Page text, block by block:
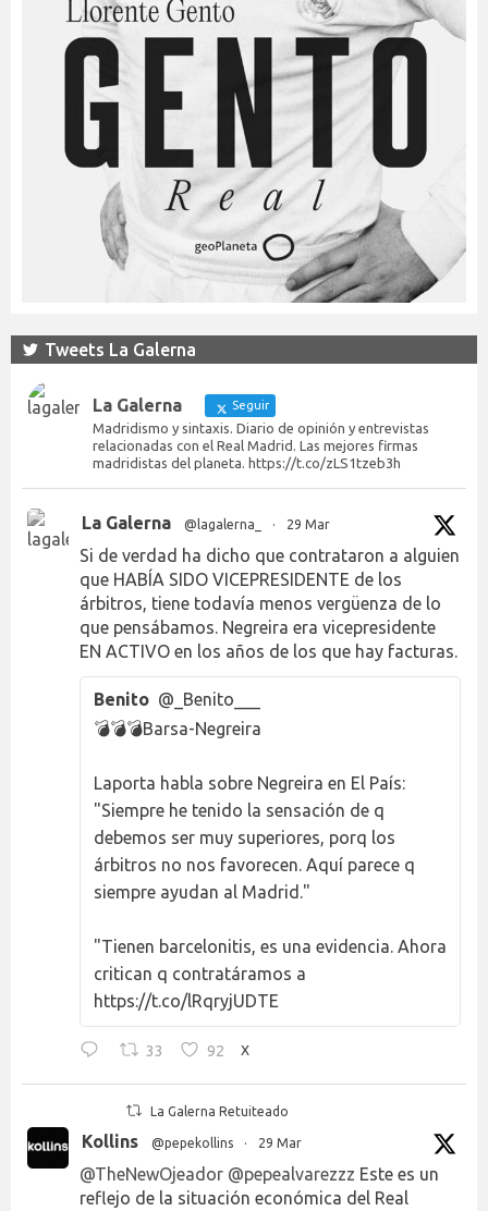
Tweets La Galerna
La Galerna Seguir
Madridismo y sintaxis. Diario de opinión y entrevistas
relacionadas con el Real Madrid. Las mejores firmas
madridistas del planeta. https://t.co/zLS1tzeb3h
La Galerna @lagalerna_ · 29 Mar
Si de verdad ha dicho que contrataron a alguien
que HABÍA SIDO VICEPRESIDENTE de los
árbitros, tiene todavía menos vergüenza de lo
que pensábamos. Negreira era vicepresidente
EN ACTIVO en los años de los que hay facturas.
Benito @_Benito___
💣💣💣Barsa-Negreira
Laporta habla sobre Negreira en El País:
"Siempre he tenido la sensación de q
debemos ser muy superiores, porq los
árbitros no nos favorecen. Aquí parece q
siempre ayudan al Madrid."
"Tienen barcelonitis, es una evidencia. Ahora
critican q contratáramos a
https://t.co/lRqryjUDTE
33 92 X
La Galerna Retuiteado
Kollins @pepekollins · 29 Mar
@TheNewOjeador @pepealvarezzz Este es un
reflejo de la situación económica del Real